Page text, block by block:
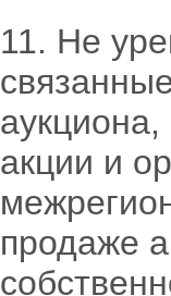
11. Не
акции и
продаже